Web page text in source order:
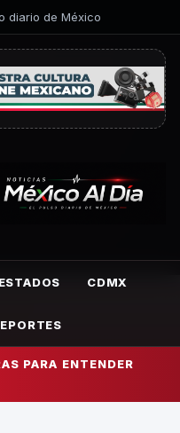
diario de México
ESTADOS CDMX
PARA ENTENDER